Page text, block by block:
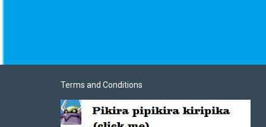
Terms and Conditions